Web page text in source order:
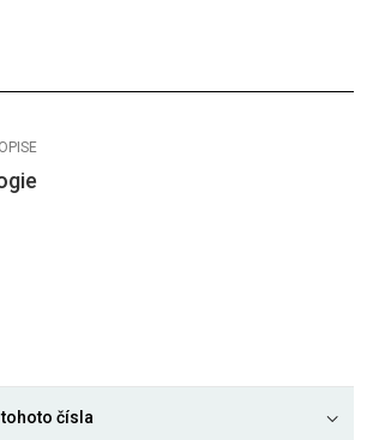
čísla